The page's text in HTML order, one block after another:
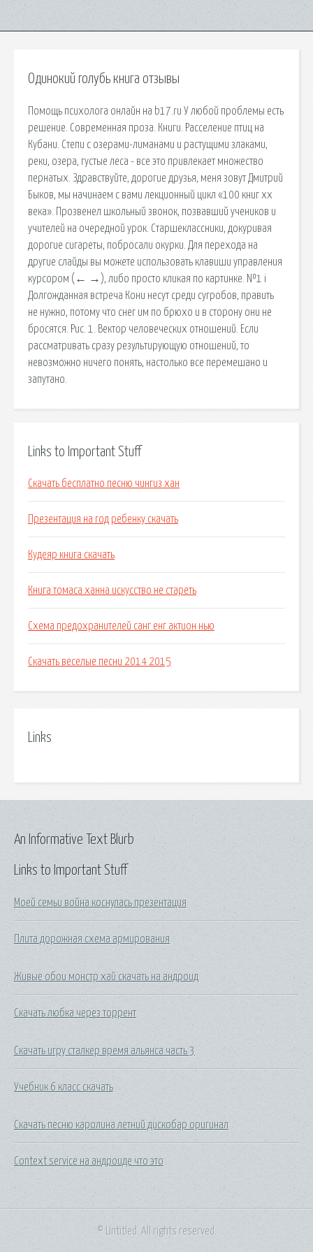
Одинокий голубь книга отзывы
Помощь психолога онлайн на b17.ru У любой проблемы есть
решение. Современная проза. Книги. Расселение птиц на
Кубани. Степи с озерами-лиманами и растущими злаками,
реки, озера, густые леса - все это привлекает множество
пернатых. Здравствуйте, дорогие друзья, меня зовут Дмитрий
Быков, мы начинаем с вами лекционный цикл «100 книг xx
века». Прозвенел школьный звонок, позвавший учеников и
учителей на очередной урок. Старшеклассники, докуривая
дорогие сигареты, побросали окурки. Для перехода на
другие слайды вы можете использовать клавиши управления
курсором (← →), либо просто кликая по картинке. №1 i
Долгожданная встреча Кони несут среди сугробов, править
не нужно, потому что снег им по брюхо и в сторону они не
бросятся. Рис. 1. Вектор человеческих отношений. Если
рассматривать сразу результирующую отношений, то
невозможно ничего понять, настолько все перемешано и
запутано.
Links to Important Stuff
Скачать бесплатно песню чингиз хан
Презентация на год ребенку скачать
Кудеяр книга скачать
Книга томаса ханна искусство не стареть
Схема предохранителей санг енг актион нью
Скачать веселые песни 2014 2015
Links
Links to Important Stuff
Моей семьи война коснулась презентация
Плита дорожная схема армирования
Живые обои монстр хай скачать на андроид
Скачать любка через торрент
Скачать игру сталкер время альянса часть 3
Учебник 6 класс скачать
Скачать песню каролина летний дискобар оригинал
Context service на андроиде что это
An Informative Text Blurb
© Untitled. All rights reserved.